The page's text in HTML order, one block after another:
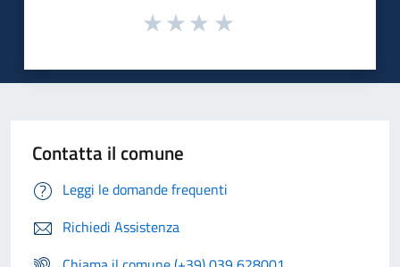
Contatta il comune
Leggi le domande frequenti
Richiedi Assistenza